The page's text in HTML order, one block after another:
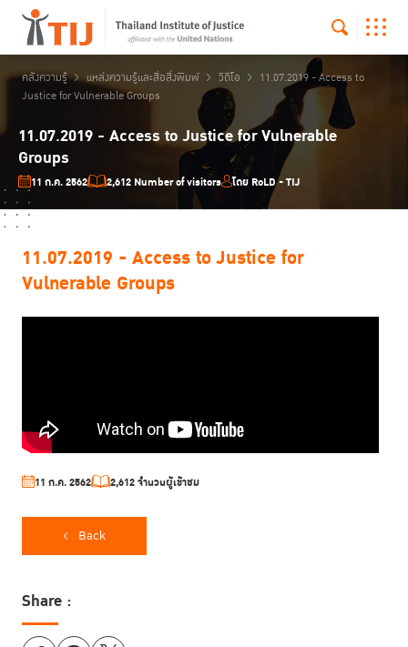
คลังความรู้ แหล่งความรู้และสื่อสิ่งพิมพ์ วิดีโอ
11.07.2019 - Access to
Justice for Vulnerable Groups
11.07.2019 - Access to Justice for Vulnerable
Groups
11 ก.ค. 2562 2,612 Number of visitors โดย RoLD - TIJ
11.07.2019 - Access to Justice for
Vulnerable Groups
11 ก.ค. 2562 2,612 จำนวนผู้เข้าชม
Back
Share :